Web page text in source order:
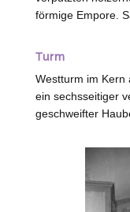
förmige Empore.
Turm
Westturm im Kern
ein sechsseitiger
geschweifter